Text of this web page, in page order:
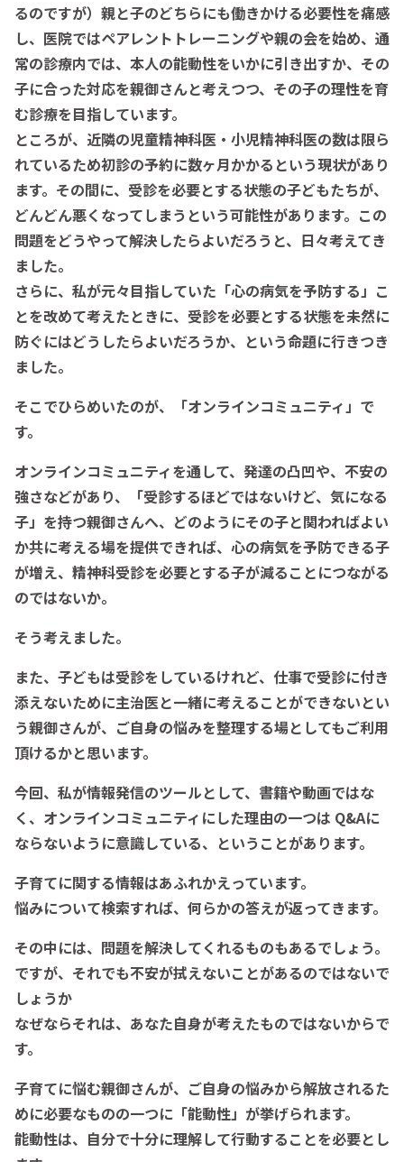
るのですが）親と子のどちらにも働きかける必要性を痛感
し、医院ではペアレントトレーニングや親の会を始め、通
常の診療内では、本人の能動性をいかに引き出すか、その
子に合った対応を親御さんと考えつつ、その子の理性を育
む診療を目指しています。
ところが、近隣の児童精神科医・小児精神科医の数は限ら
れているため初診の予約に数ヶ月かかるという現状があり
ます。その間に、受診を必要とする状態の子どもたちが、
どんどん悪くなってしまうという可能性があります。この
問題をどうやって解決したらよいだろうと、日々考えてき
ました。
さらに、私が元々目指していた「心の病気を予防する」こ
とを改めて考えたときに、受診を必要とする状態を未然に
防ぐにはどうしたらよいだろうか、という命題に行きつき
ました。
そこでひらめいたのが、「オンラインコミュニティ」で
す。
オンラインコミュニティを通して、発達の凸凹や、不安の
強さなどがあり、「受診するほどではないけど、気になる
子」を持つ親御さんへ、どのようにその子と関わればよい
か共に考える場を提供できれば、心の病気を予防できる子
が増え、精神科受診を必要とする子が減ることにつながる
のではないか。
そう考えました。
また、子どもは受診をしているけれど、仕事で受診に付き
添えないために主治医と一緒に考えることができないとい
う親御さんが、ご自身の悩みを整理する場としてもご利用
頂けるかと思います。
今回、私が情報発信のツールとして、書籍や動画ではな
く、オンラインコミュニティにした理由の一つは Q&Aに
ならないように意識している、ということがあります。
子育てに関する情報はあふれかえっています。
悩みについて検索すれば、何らかの答えが返ってきます。
その中には、問題を解決してくれるものもあるでしょう。
ですが、それでも不安が拭えないことがあるのではないで
しょうか
なぜならそれは、あなた自身が考えたものではないからで
す。
子育てに悩む親御さんが、ご自身の悩みから解放されるた
めに必要なものの一つに「能動性」が挙げられます。
能動性は、自分で十分に理解して行動することを必要とし